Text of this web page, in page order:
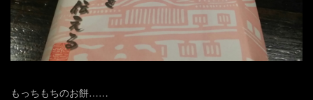
もっちもちのお餅……